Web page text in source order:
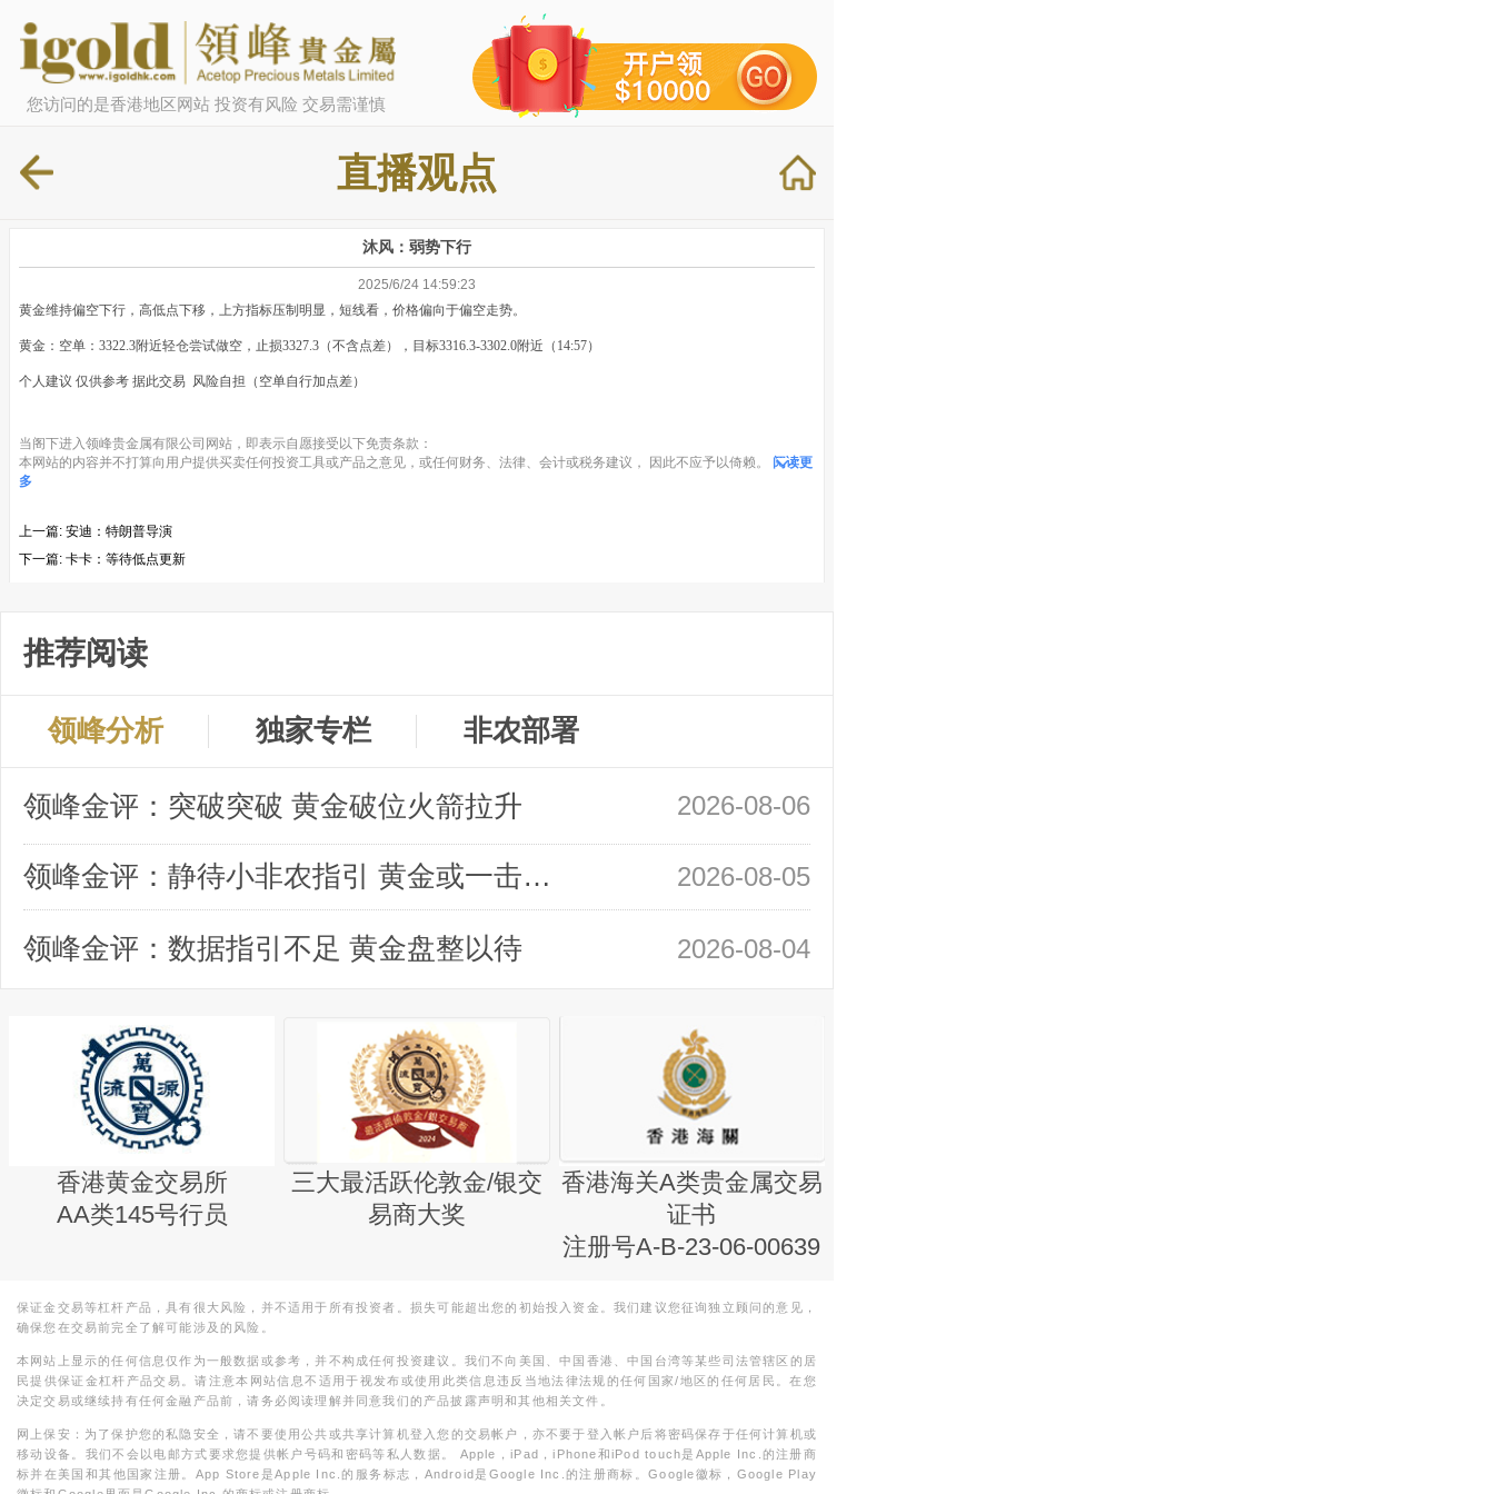
您访问的是香港地区网站 投资有风险 交易需谨慎
直播观点
沐风：弱势下行
2025/6/24 14:59:23
黄金维持偏空下行，高低点下移，上方指标压制明显，短线看，价格偏向于偏空走势。
黄金：空单：3322.3附近轻仓尝试做空，止损3327.3（不含点差），目标3316.3-3302.0附近（14:57）
个人建议 仅供参考 据此交易 风险自担（空单自行加点差）
当阁下进入领峰贵金属有限公司网站，即表示自愿接受以下免责条款：
本网站的内容并不打算向用户提供买卖任何投资工具或产品之意见，或任何财务、法律、会计或税务建议， 因此不应予以倚赖。
阅读更
多
上一篇: 安迪：特朗普导演
下一篇: 卡卡：等待低点更新
推荐阅读
领峰分析 独家专栏 非农部署
领峰金评：突破突破 黄金破位火箭拉升 2026-08-06
领峰金评：静待小非农指引 黄金或一击破局 2026-08-05
领峰金评：数据指引不足 黄金盘整以待 2026-08-04
香港黄金交易所
AA类145号行员
三大最活跃伦敦金/银交
易商大奖
香港海关A类贵金属交易
证书
注册号A-B-23-06-00639
保证金交易等杠杆产品，具有很大风险，并不适用于所有投资者。损失可能超出您的初始投入资金。我们建议您征询独立顾问的意见，
确保您在交易前完全了解可能涉及的风险。
本网站上显示的任何信息仅作为一般数据或参考，并不构成任何投资建议。我们不向美国、中国香港、中国台湾等某些司法管辖区的居
民提供保证金杠杆产品交易。请注意本网站信息不适用于视发布或使用此类信息违反当地法律法规的任何国家/地区的任何居民。在您
决定交易或继续持有任何金融产品前，请务必阅读理解并同意我们的产品披露声明和其他相关文件。
网上保安：为了保护您的私隐安全，请不要使用公共或共享计算机登入您的交易帐户，亦不要于登入帐户后将密码保存于任何计算机或
移动设备。我们不会以电邮方式要求您提供帐户号码和密码等私人数据。 Apple，iPad，iPhone和iPod touch是Apple Inc.的注册商
标并在美国和其他国家注册。App Store是Apple Inc.的服务标志，Android是Google Inc.的注册商标。Google徽标，Google Play